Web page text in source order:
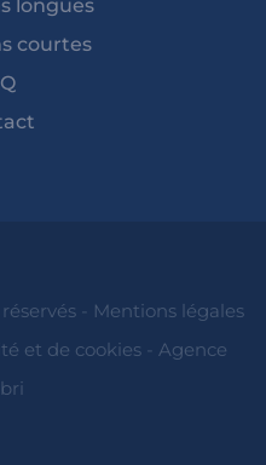
longues
courtes
- Mentions légales
et de cookies- Agence